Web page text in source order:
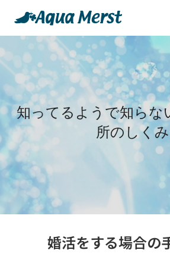
知ってるようで知らな
所のしくみ
婚活をする場合の